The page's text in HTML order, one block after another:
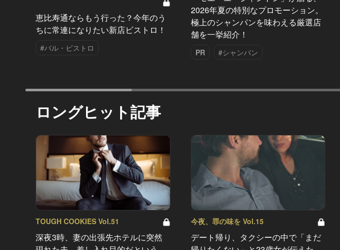
恵比寿通ならもう行った？今年のう
ちに常連になりたい新店ビストロ！
#バル・ビストロ
2026年夏の特別なプロモーション。
極上のシャンパンを味わえる厳選店
舗を一挙紹介！
PR #シャンパン
ロングヒット記事
TOUGH COOKIES Vol.51
深夜3時、妻の出張先ホテルに突然
今夜、罪の味を Vol.15
デート帰り、タクシーの中で「まだ